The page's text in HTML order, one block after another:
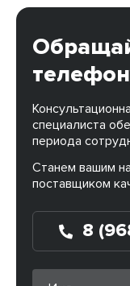
специалиста
периода
Станем вашим
поставщиком
8